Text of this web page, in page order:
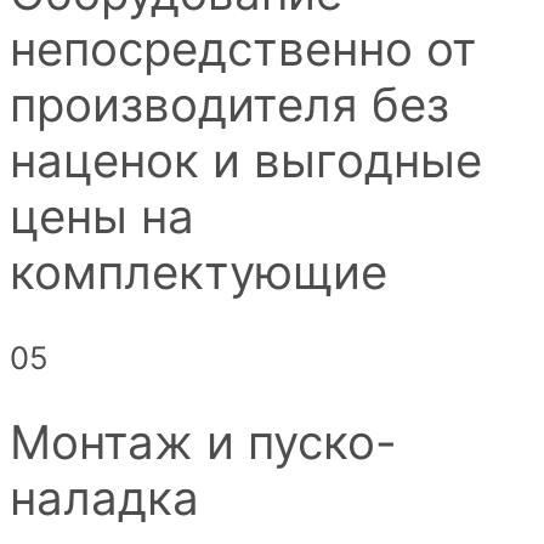
непосредственно от
производителя без
наценок и выгодные
цены на
комплектующие
05
Монтаж и пуско-
наладка